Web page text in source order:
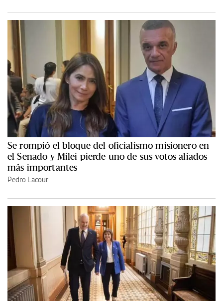
Se rompió el bloque del oficialismo misionero en
el Senado y Milei pierde uno de sus votos aliados
más importantes
Pedro Lacour